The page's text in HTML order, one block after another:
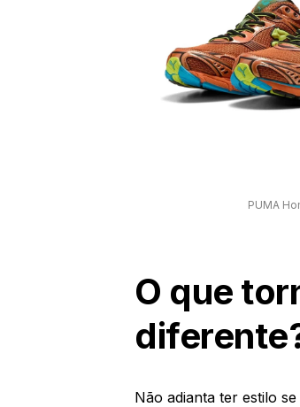
PUMA
O que
Não adianta ter estilo